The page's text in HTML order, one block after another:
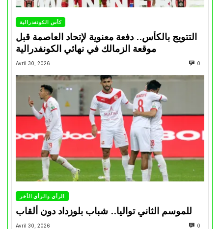
كأس الكونفدرالية
التتويج بالكأس.. دفعة معنوية لإتحاد العاصمة قبل
موقعة الزمالك في نهائي الكونفدرالية
Avril 30, 2026 0
الرأي والرأي الأخر
للموسم الثاني تواليا.. شباب بلوزداد دون ألقاب
Avril 30, 2026 0